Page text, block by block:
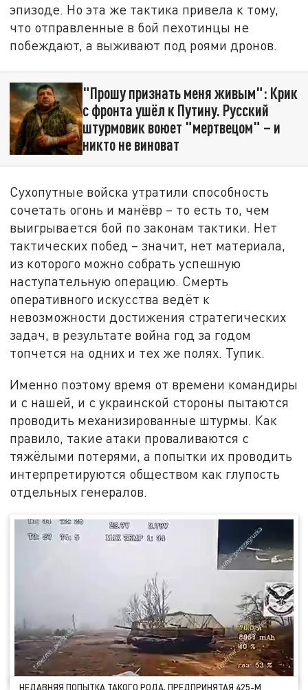
эпизоде. Но эта же тактика привела к тому,
что отправленные в бой пехотинцы не
побеждают, а выживают под роями дронов.
"Прошу признать меня живым": Крик
с фронта ушёл к Путину. Русский
штурмовик воюет "мертвецом" – и
никто не виноват
Сухопутные войска утратили способность
сочетать огонь и манёвр – то есть то, чем
выигрывается бой по законам тактики. Нет
тактических побед – значит, нет материала,
из которого можно собрать успешную
наступательную операцию. Смерть
оперативного искусства ведёт к
невозможности достижения стратегических
задач, в результате война год за годом
топчется на одних и тех же полях. Тупик.
Именно поэтому время от времени командиры
и с нашей, и с украинской стороны пытаются
проводить механизированные штурмы. Как
правило, такие атаки проваливаются с
тяжёлыми потерями, а попытки их проводить
интерпретируются обществом как глупость
отдельных генералов.
НЕДАВНЯЯ ПОПЫТКА ТАКОГО РОДА, ПРЕДПРИНЯТАЯ 425-М